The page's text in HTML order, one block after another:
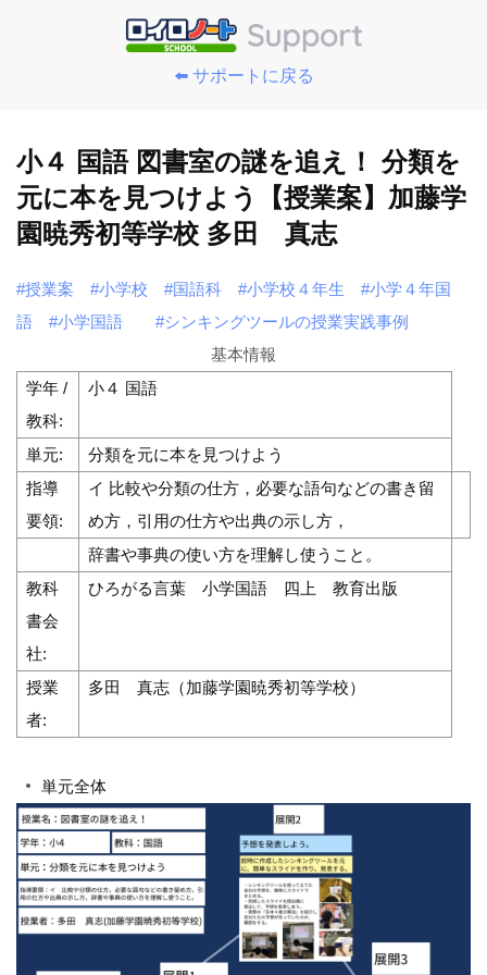
⬅️ サポートに戻る
小４ 国語 図書室の謎を追え！ 分類を
元に本を見つけよう【授業案】加藤学
園暁秀初等学校 多田 真志
#授業案 #小学校 #国語科 #小学校４年生
#小学４年国
語
#小学国語
#シンキングツールの授業実践事例
基本情報
学年 /
教科:
小４ 国語
単元:
分類を元に本を見つけよう
指導
要領:
イ 比較や分類の仕方，必要な語句などの書き留
め方，引用の仕方や出典の示し方，
辞書や事典の使い方を理解し使うこと。
教科
書会
社:
ひろがる言葉 小学国語 四上 教育出版
授業
者:
多田 真志（加藤学園暁秀初等学校）
単元全体